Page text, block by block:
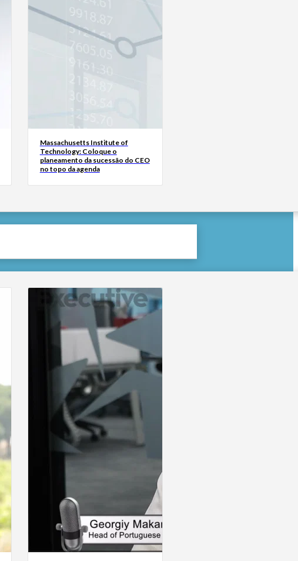
Massachusetts Institute of
Technology: Coloque o
planeamento da sucessão do CEO
no topo da agenda